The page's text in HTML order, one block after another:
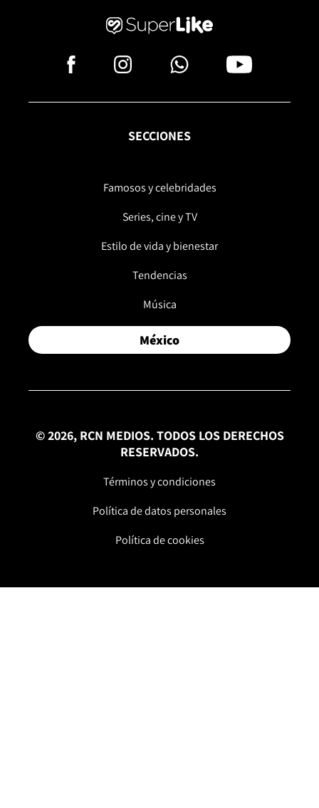
SECCIONES
Famosos y celebridades
Series, cine y TV
Estilo de vida y bienestar
Tendencias
Música
México
© 2026, RCN MEDIOS. TODOS LOS DERECHOS
RESERVADOS.
Términos y condiciones
Política de datos personales
Política de cookies